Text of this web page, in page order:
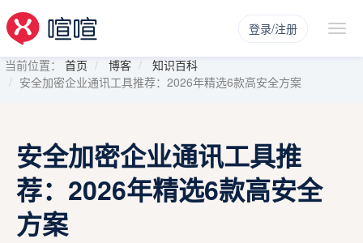
登录/注册
当前位置： 首页 博客
知识百科
安全加密企业通讯工具推荐：2026年精选6款高安全方案
安全加密企业通讯工具推
荐：2026年精选6款高安全
方案